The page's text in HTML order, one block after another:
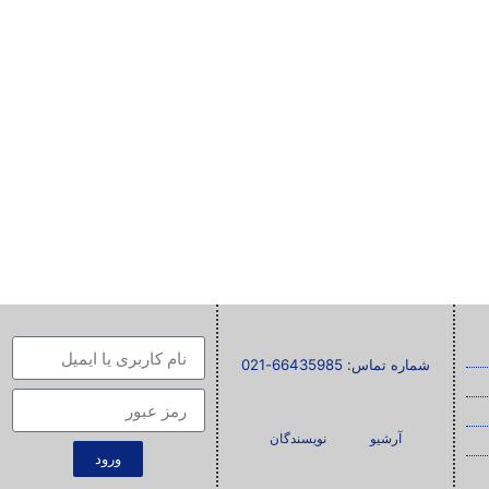
شماره تماس: 66435985-021
آرشیو نویسندگان
ورود